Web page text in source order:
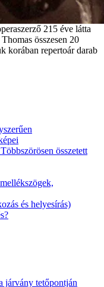
215 éve látta
összesen 20
korában repertoár darab
összetett
és helyesírás)